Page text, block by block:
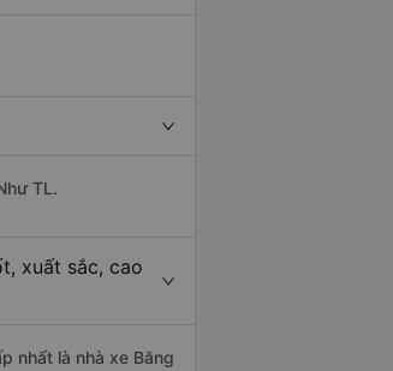
TL.
xuất sắc, cao
nhất là nhà xe Băng